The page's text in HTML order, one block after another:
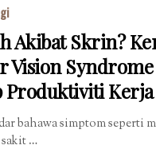
Akibat Skrin?
Vision
Produktiviti Kerja
bahawa simptom seperti
sakit …